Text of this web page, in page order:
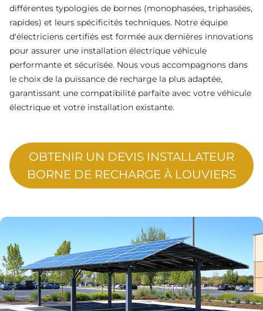
différentes typologies de bornes (monophasées, triphasées,
rapides) et leurs spécificités techniques. Notre équipe
d'électriciens certifiés est formée aux dernières innovations
pour assurer une installation électrique véhicule
performante et sécurisée. Nous vous accompagnons dans
le choix de la puissance de recharge la plus adaptée,
garantissant une compatibilité parfaite avec votre véhicule
électrique et votre installation existante.
OBTENIR UN DEVIS INSTALLATEUR
BORNE DE RECHARGE À LOUVIERS